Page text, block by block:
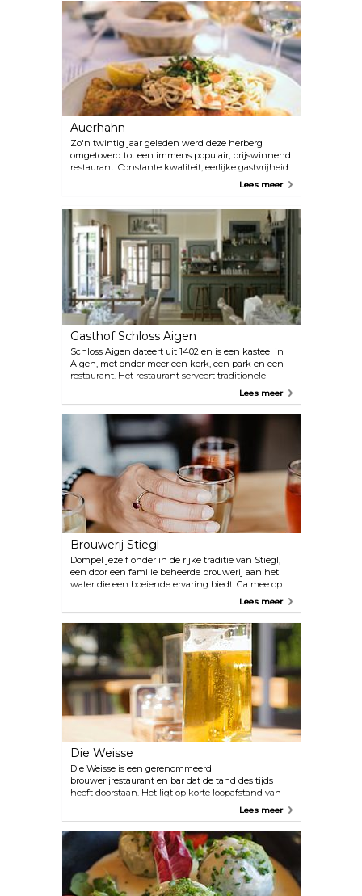
Auerhahn
Zo'n twintig jaar geleden werd deze herberg
omgetoverd tot een immens populair, prijswinnend
restaurant. Constante kwaliteit, eerlijke gastvrijheid
en oog voor detail hebben ervoor gezorgd dat de
heerlijke mix van traditionele Oostenrijkse
gerechten, waaronder klassiekers zoals
Wienerschnitzel en rundervlees met uien in een
rijke jus, evenals moderne Oostenrijkse gerechten
doordrenkt met mediterrane invloeden.
Lees meer
Gasthof Schloss Aigen
Schloss Aigen dateert uit 1402 en is een kasteel in
Aigen, met onder meer een kerk, een park en een
restaurant. Het restaurant serveert traditionele
Oostenrijkse gerechten met moderne accenten en
vers bereide gerechten gemaakt van lokaal
geproduceerd biologisch rundvlees. Mis de kans
niet om hun gevarieerde bereidingen van gekookt
rundvlees te proeven. Om de ervaring nog
aangenamer te maken, kunnen gasten genieten
van de charmante sfeer op het terras op de
binnenplaats, omgeven door tamme
kastanjebomen.
Lees meer
Brouwerij Stiegl
Dompel jezelf onder in de rijke traditie van Stiegl,
een door een familie beheerde brouwerij aan het
water die een boeiende ervaring biedt. Ga mee op
een brouwerijtour en wees getuige van hun
brouwerijbioscoop waar je dieper in de wereld van
Stiegl-bier kunt duiken. Na de rondleiding kun je
genieten van Oostenrijk met hun traditionele
pubmaaltijden, die perfect passen bij hun
voortreffelijke assortiment bieren.
Lees meer
Die Weisse
Die Weisse is een gerenommeerd
brouwerijrestaurant en bar dat de tand des tijds
heeft doorstaan. Het ligt op korte loopafstand van
het centrum van Salzburg en is een favoriet onder
etablissement staat vooral bekend om zijn eigen
kenmerkende weissbier, toepasselijk genaamd 'die
Weisse'. Gasten kunnen ontspannen en genieten
van de levendige sfeer in de biertuin, in de
schaduw onder het genot van royale en lekkere
gerechten.
Lees meer